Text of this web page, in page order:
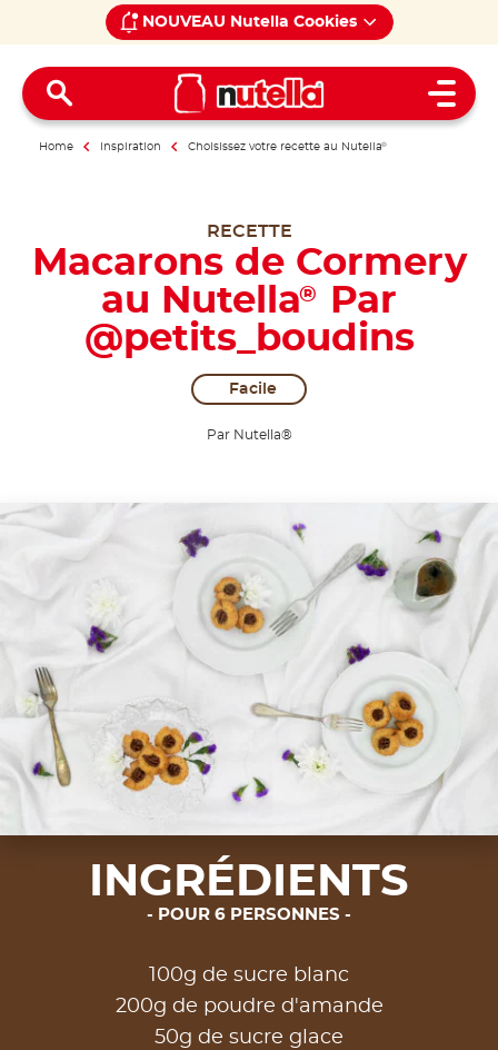
NOUVEAU Nutella Cookies
Open
Home Inspiration Choisissez votre recette au Nutella®
RECETTE
Macarons de Cormery
au Nutella®
Par
@petits_boudins
Facile
Par Nutella®
INGRÉDIENTS
POUR 6 PERSONNES
100g de sucre blanc
200g de poudre d'amande
50g de sucre glace